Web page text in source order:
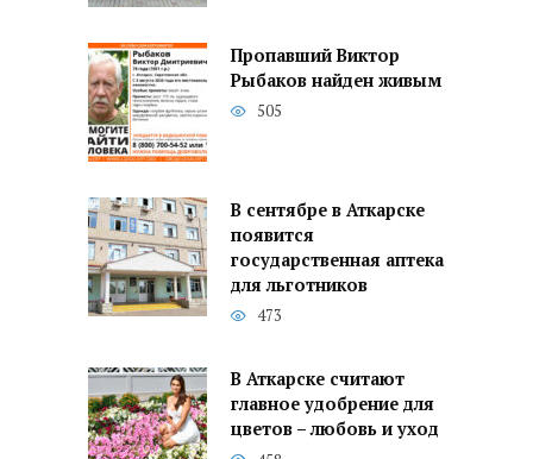
Пропавший Виктор
Рыбаков найден живым
505
В сентябре в Аткарске
появится
государственная аптека
для льготников
473
В Аткарске считают
главное удобрение для
цветов – любовь и уход